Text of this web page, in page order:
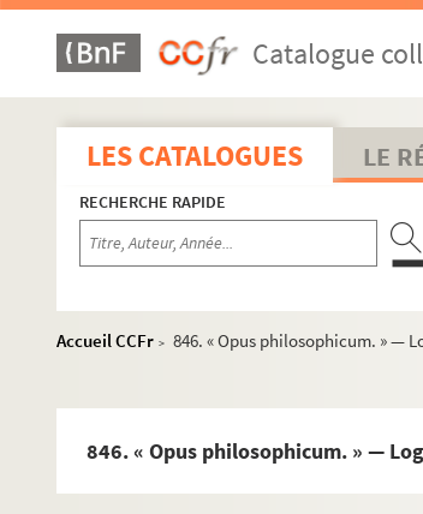
Catalogue
LES CATALOGUES LE
RECHERCHE RAPIDE
Accueil CCFr > 846. « Opus philosophicum. » —
846. « Opus philosophicum. » —
818. « Institutiones philosophicae, ad
819. « Tertia pars philosophiae.
820. « Logica major et minor. — Logica,
821. « Metaphysica, a R. P. Petro
822. « Moralis, a R. P. Petro Lespinasse
823. « Institutiones philosophicae, juxta
824. « Institutiones philosophiae »
825. « Pars philosophiae secunda, seu
829. « Philosophia juxta mentem Joannis